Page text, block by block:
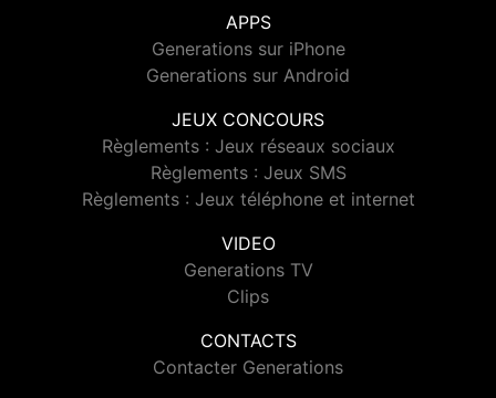
APPS
Generations sur iPhone
Generations sur Android
JEUX CONCOURS
Règlements : Jeux réseaux sociaux
Règlements : Jeux SMS
Règlements : Jeux téléphone et internet
VIDEO
Generations TV
Clips
CONTACTS
Contacter Generations